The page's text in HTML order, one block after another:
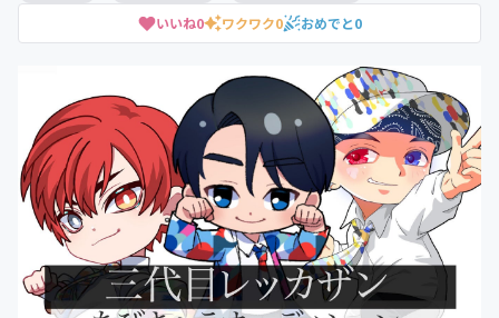
いいね0 ワクワク0 おめでと0